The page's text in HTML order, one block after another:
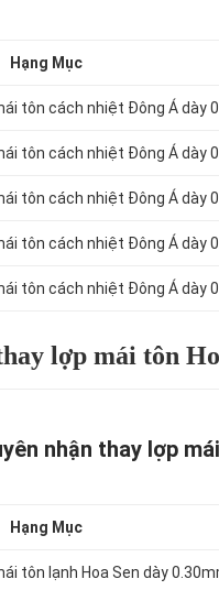
Hạng Mục
tôn cách nhiệt Đông Á dày
tôn cách nhiệt Đông Á dày
tôn cách nhiệt Đông Á dày
tôn cách nhiệt Đông Á dày
tôn cách nhiệt Đông Á dày
lợp mái tôn
nhận thay lợp
Hạng Mục
tôn lạnh Hoa Sen dày